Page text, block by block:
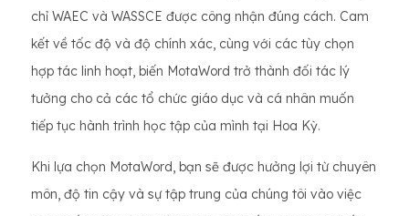
chỉ WAEC và WASSCE được công nhận đúng cách. Cam
kết về tốc độ và độ chính xác, cùng với các tùy chọn
hợp tác linh hoạt, biến MotaWord trở thành đối tác lý
tưởng cho cả các tổ chức giáo dục và cá nhân muốn
tiếp tục hành trình học tập của mình tại Hoa Kỳ.
Khi lựa chọn MotaWord, bạn sẽ được hưởng lợi từ chuyên
môn, độ tin cậy và sự tập trung của chúng tôi vào việc